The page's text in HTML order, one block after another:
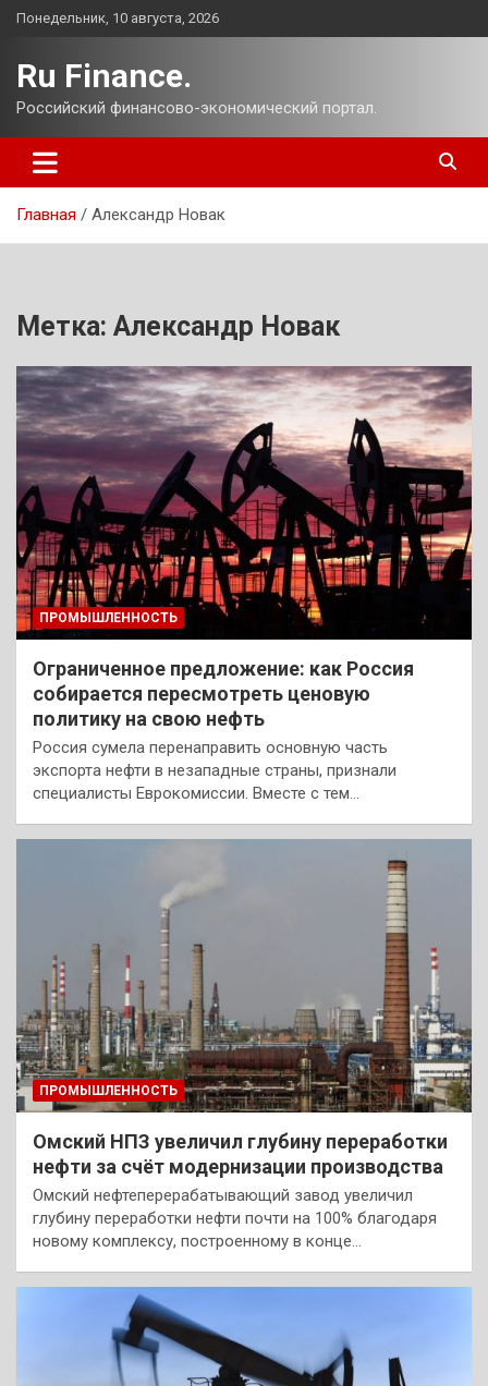
Перейти
Понедельник, 10 августа, 2026
Ru Finance.
Российский финансово-экономический портал.
Главная Александр Новак
Метка: Александр Новак
ПРОМЫШЛЕННОСТЬ
Ограниченное предложение: как Россия
собирается пересмотреть ценовую
политику на свою нефть
Россия сумела перенаправить основную часть
экспорта нефти в незападные страны, признали
специалисты Еврокомиссии. Вместе с тем…
ПРОМЫШЛЕННОСТЬ
Омский НПЗ увеличил глубину переработки
нефти за счёт модернизации производства
Омский нефтеперерабатывающий завод увеличил
глубину переработки нефти почти на 100% благодаря
новому комплексу, построенному в конце…